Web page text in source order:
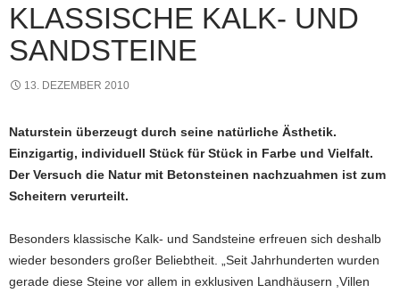
KLASSISCHE KALK- UND
SANDSTEINE
13. DEZEMBER 2010
Naturstein überzeugt durch seine natürliche Ästhetik.
Einzigartig, individuell Stück für Stück in Farbe und Vielfalt.
Der Versuch die Natur mit Betonsteinen nachzuahmen ist zum
Scheitern verurteilt.
Besonders klassische Kalk- und Sandsteine erfreuen sich deshalb
wieder besonders großer Beliebtheit. „Seit Jahrhunderten wurden
gerade diese Steine vor allem in exklusiven Landhäusern ,Villen